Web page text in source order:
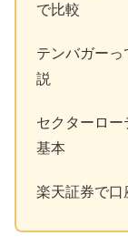
で比較
テンバガー
説
セクターロ
基本
楽天証券で口